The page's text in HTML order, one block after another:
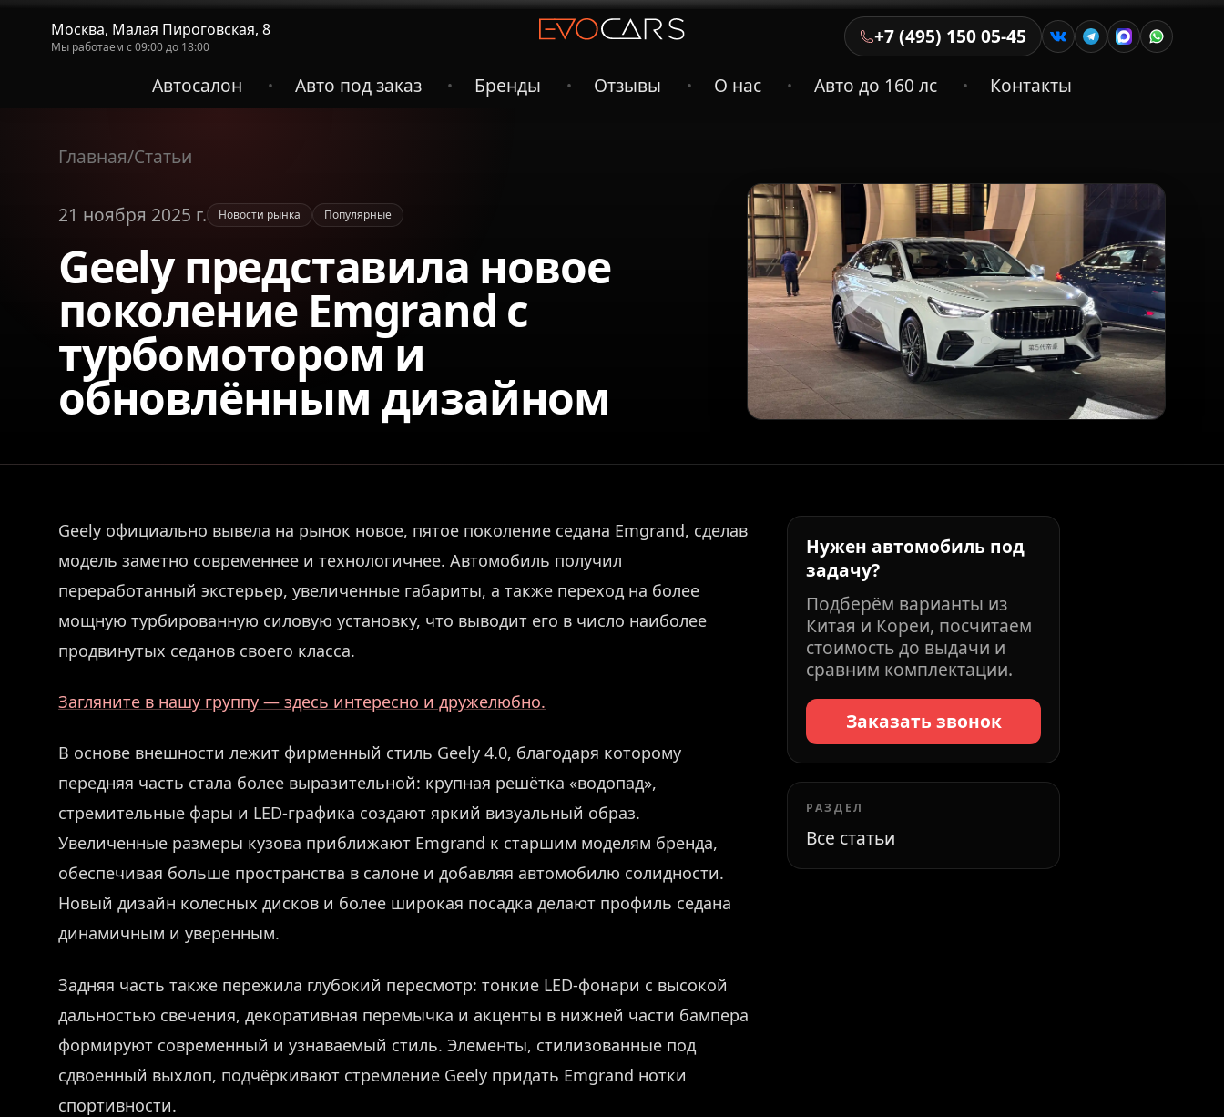
Москва, Малая Пироговская, 8
Мы работаем с 09:00 до 18:00
+7 (495) 150 05-45
Автосалон
• Авто под заказ • Бренды • Отзывы • О нас • Авто до 160 лс • Контакты
Главная/Статьи
21 ноября 2025 г. Новости рынка Популярные
Geely представила новое
поколение Emgrand с
турбомотором и
обновлённым дизайном
Geely официально вывела на рынок новое, пятое поколение седана Emgrand, сделав
модель заметно современнее и технологичнее. Автомобиль получил
переработанный экстерьер, увеличенные габариты, а также переход на более
мощную турбированную силовую установку, что выводит его в число наиболее
продвинутых седанов своего класса.
Загляните в нашу группу — здесь интересно и дружелюбно.
В основе внешности лежит фирменный стиль Geely 4.0, благодаря которому
передняя часть стала более выразительной: крупная решётка «водопад»,
стремительные фары и LED-графика создают яркий визуальный образ.
Увеличенные размеры кузова приближают Emgrand к старшим моделям бренда,
обеспечивая больше пространства в салоне и добавляя автомобилю солидности.
Новый дизайн колесных дисков и более широкая посадка делают профиль седана
динамичным и уверенным.
Задняя часть также пережила глубокий пересмотр: тонкие LED-фонари с высокой
дальностью свечения, декоративная перемычка и акценты в нижней части бампера
формируют современный и узнаваемый стиль. Элементы, стилизованные под
сдвоенный выхлоп, подчёркивают стремление Geely придать Emgrand нотки
спортивности.
Нужен автомобиль под
задачу?
Подберём варианты из
Китая и Кореи, посчитаем
стоимость до выдачи и
сравним комплектации.
Заказать звонок
РАЗДЕЛ
Все статьи